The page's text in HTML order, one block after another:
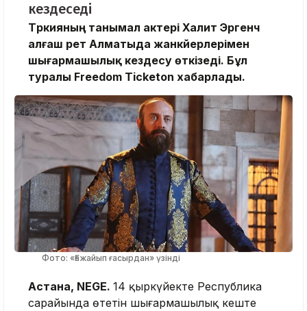
кездеседі
Түркияның танымал актері Халит Эргенч
алғаш рет Алматыда жанкүйерлерімен
шығармашылық кездесу өткізеді. Бұл
туралы Freedom Ticketon хабарлады.
Фото: «Ғажайып ғасырдан» үзінді
Астана, NEGE. 14 қыркүйекте Республика
сарайында өтетін шығармашылық кеште